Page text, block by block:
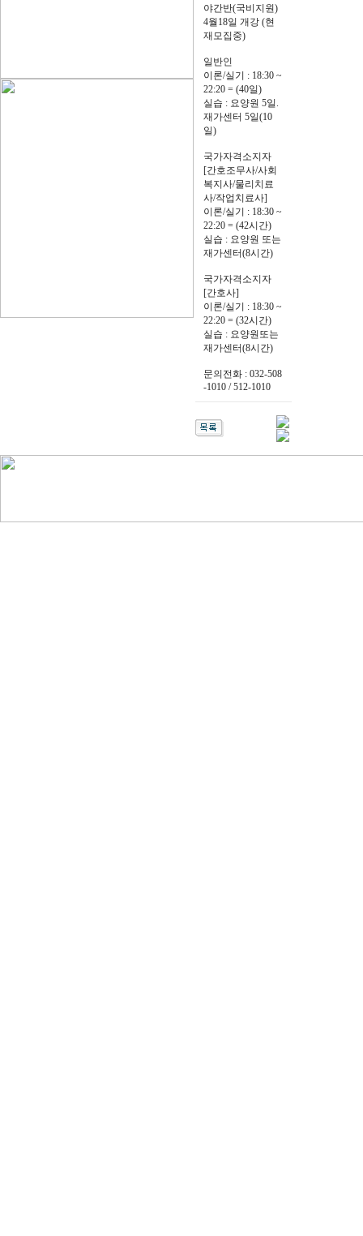
야간반(국비지원)
4월18일 개강 (현
재모집중)
일반인
이론/실기 : 18:30 ~
22:20 = (40일)
실습 : 요양원 5일.
재가센터 5일(10
일)
국가자격소지자
[간호조무사/사회
복지사/물리치료
사/작업치료사]
이론/실기 : 18:30 ~
22:20 = (42시간)
실습 : 요양원 또는
재가센터(8시간)
국가자격소지자
[간호사]
이론/실기 : 18:30 ~
22:20 = (32시간)
실습 : 요양원또는
재가센터(8시간)
문의전화 : 032-508
-1010 / 512-1010